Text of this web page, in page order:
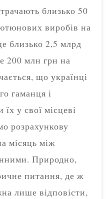
близько 50
виробів на
близько 2,5 млрд
200 млн грн на
що українці
гаманця і
у свої місцеві
розрахункову
місяць між
Природно,
питання, де ж
лише відповісти,